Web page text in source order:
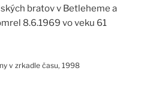
bratov v Betleheme a
8.6.1969 vo veku 61
v zrkadle času, 1998